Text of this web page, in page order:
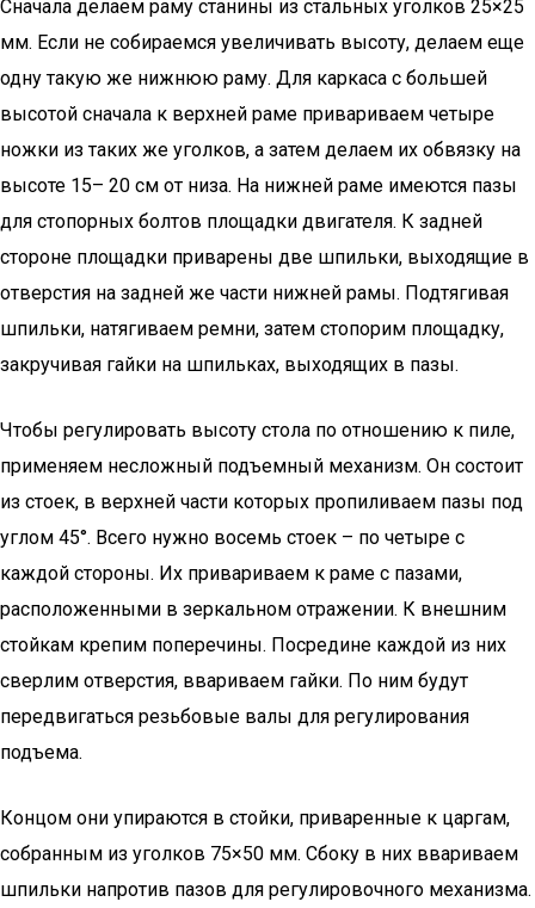
Сначала делаем раму станины из стальных уголков 25×25
мм. Если не собираемся увеличивать высоту, делаем еще
одну такую же нижнюю раму. Для каркаса с большей
высотой сначала к верхней раме привариваем четыре
ножки из таких же уголков, а затем делаем их обвязку на
высоте 15– 20 см от низа. На нижней раме имеются пазы
для стопорных болтов площадки двигателя. К задней
стороне площадки приварены две шпильки, выходящие в
отверстия на задней же части нижней рамы. Подтягивая
шпильки, натягиваем ремни, затем стопорим площадку,
закручивая гайки на шпильках, выходящих в пазы.
Чтобы регулировать высоту стола по отношению к пиле,
применяем несложный подъемный механизм. Он состоит
из стоек, в верхней части которых пропиливаем пазы под
углом 45°. Всего нужно восемь стоек – по четыре с
каждой стороны. Их привариваем к раме с пазами,
расположенными в зеркальном отражении. К внешним
стойкам крепим поперечины. Посредине каждой из них
сверлим отверстия, ввариваем гайки. По ним будут
передвигаться резьбовые валы для регулирования
подъема.
Концом они упираются в стойки, приваренные к царгам,
собранным из уголков 75×50 мм. Сбоку в них ввариваем
шпильки напротив пазов для регулировочного механизма.